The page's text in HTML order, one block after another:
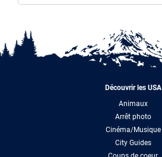
Découvrir les USA
Animaux
Arrêt photo
Cinéma/Musique
City Guides